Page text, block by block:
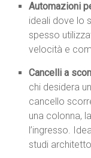
Automazioni
ideali dove lo
spesso
velocità e
Cancelli a
chi desidera
cancello
una colonna,
l’ingresso.
studi